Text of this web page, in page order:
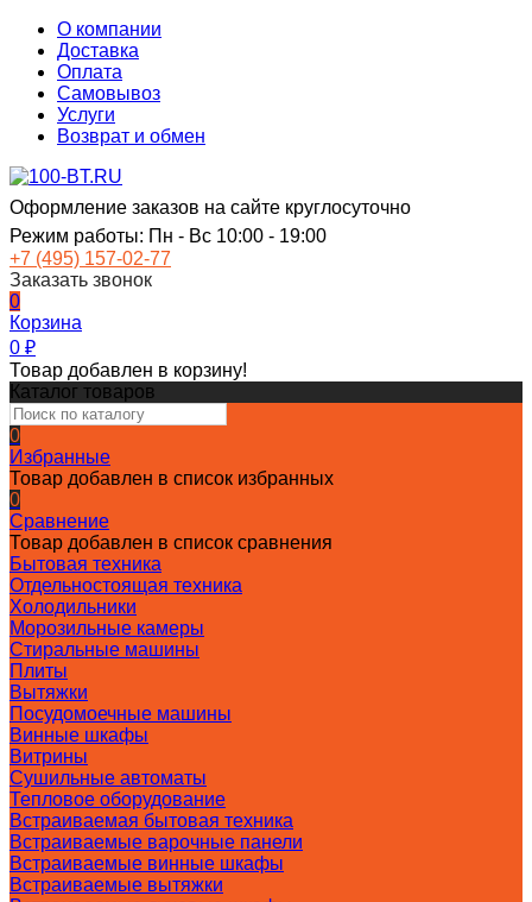
О компании
Доставка
Оплата
Самовывоз
Услуги
Возврат и обмен
Оформление заказов на сайте круглосуточно
Режим работы: Пн - Вс 10:00 - 19:00
+7 (495) 157-02-77
Заказать звонок
0
Корзина
0 ₽
Товар добавлен в корзину!
Каталог товаров
0
Избранные
Товар добавлен в список избранных
0
Сравнение
Товар добавлен в список сравнения
Бытовая техника
Отдельностоящая техника
Холодильники
Морозильные камеры
Стиральные машины
Плиты
Вытяжки
Посудомоечные машины
Винные шкафы
Витрины
Сушильные автоматы
Тепловое оборудование
Встраиваемая бытовая техника
Встраиваемые варочные панели
Встраиваемые винные шкафы
Встраиваемые вытяжки